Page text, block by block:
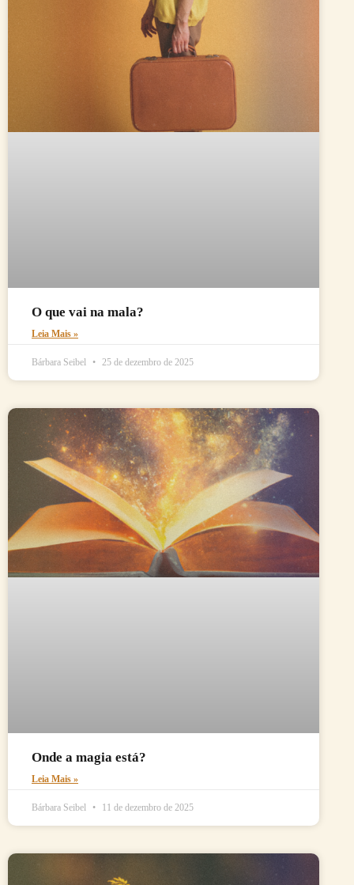
O que vai na mala?
Leia Mais »
Bárbara Seibel 25 de dezembro de 2025
Onde a magia está?
Leia Mais »
Bárbara Seibel 11 de dezembro de 2025